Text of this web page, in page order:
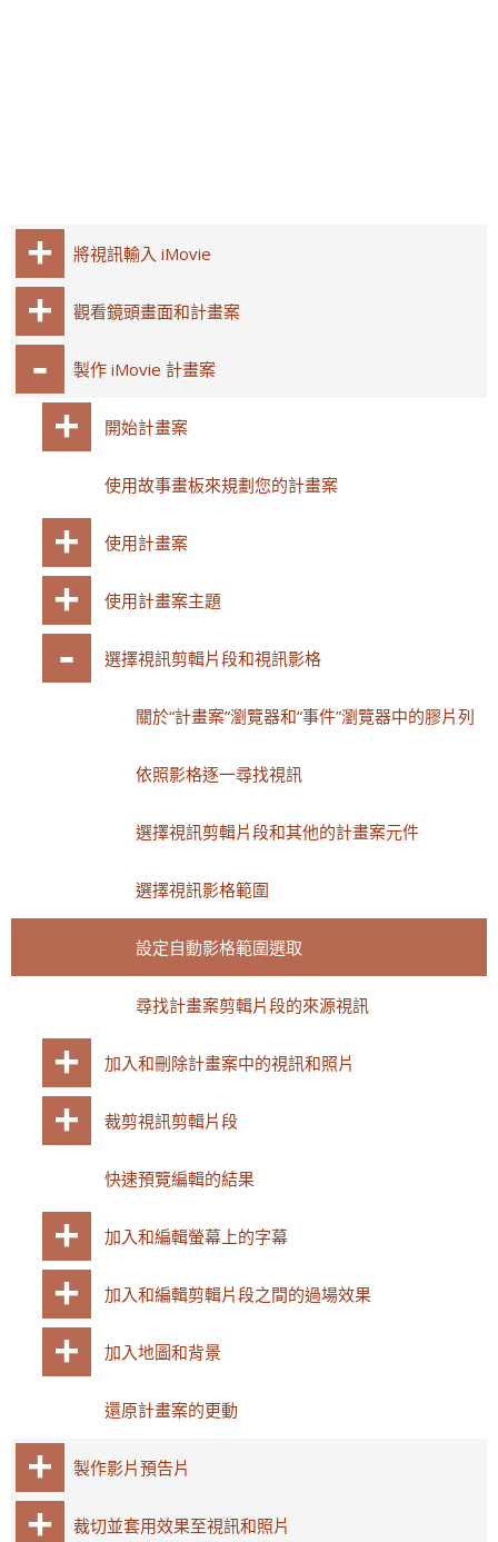
將視訊輸入 iMovie
觀看鏡頭畫面和計畫案
製作 iMovie 計畫案
開始計畫案
使用故事畫板來規劃您的計畫案
使用計畫案
使用計畫案主題
選擇視訊剪輯片段和視訊影格
關於“計畫案”瀏覽器和“事件”瀏覽器中的膠片列
依照影格逐一尋找視訊
選擇視訊剪輯片段和其他的計畫案元件
選擇視訊影格範圍
設定自動影格範圍選取
尋找計畫案剪輯片段的來源視訊
加入和刪除計畫案中的視訊和照片
裁剪視訊剪輯片段
快速預覽編輯的結果
加入和編輯螢幕上的字幕
加入和編輯剪輯片段之間的過場效果
加入地圖和背景
還原計畫案的更動
製作影片預告片
裁切並套用效果至視訊和照片